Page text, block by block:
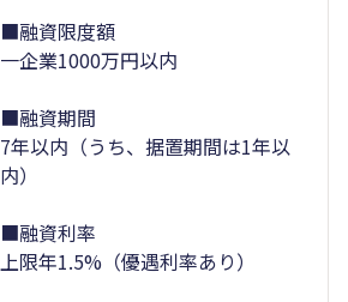
■融資限度額
一企業1000万円以内
■融資期間
7年以内（うち、据置期間は1年以
内）
■融資利率
上限年1.5%（優遇利率あり）